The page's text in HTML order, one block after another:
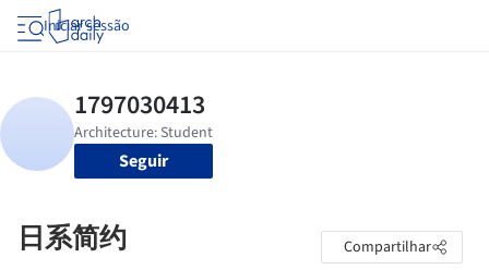
Iniciar sessão
Seguir
日系简约 Compartilhar